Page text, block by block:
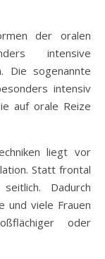
der oralen
intensive
Die sogenannte
intensiv
auf orale Reize
liegt vor
Statt frontal
Dadurch
und viele Frauen
oder